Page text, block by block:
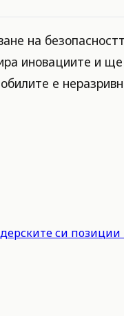
на
иновациите и
е
си позиции